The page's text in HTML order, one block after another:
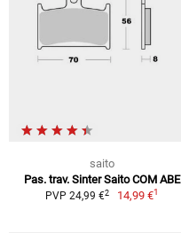
saito
Pas. trav. Sinter Saito COM ABE
PVP 24,99 €2 14,99 €1